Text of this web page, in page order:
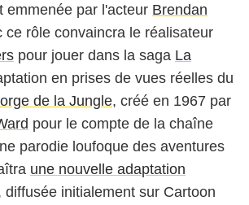
emmenée par l'acteur Brendan
ce rôle convaincra le réalisateur
pour jouer dans la saga La
en prises de vues réelles du
de la Jungle, créé en 1967 par
pour le compte de la chaîne
parodie loufoque des aventures
une nouvelle adaptation
diffusée initialement sur Cartoon